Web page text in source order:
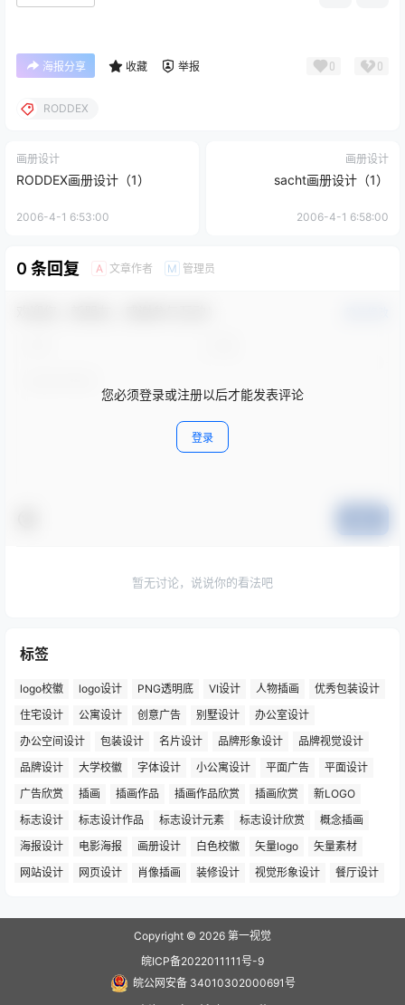
海报分享 收藏 举报 0 0
RODDEX
画册设计
RODDEX画册设计（1）
2006-4-1 6:53:00
画册设计
sacht画册设计（1）
2006-4-1 6:58:00
0 条回复 A 文章作者 M 管理员
您必须登录或注册以后才能发表评论
登录
暂无讨论，说说你的看法吧
标签
logo校徽 logo设计 PNG透明底 VI设计 人物插画
优秀包装设计
住宅设计
公寓设计 创意广告 别墅设计
办公室设计
办公空间设计
包装设计 名片设计 品牌形象设计
品牌视觉设计
品牌设计
大学校徽 字体设计 小公寓设计 平面广告
平面设计
广告欣赏
插画 插画作品 插画作品欣赏 插画欣赏
新LOGO
标志设计
标志设计作品 标志设计元素 标志设计欣赏
概念插画
海报设计
电影海报 画册设计 白色校徽 矢量logo
矢量素材
网站设计
网页设计 肖像插画 装修设计 视觉形象设计 餐厅设计
Copyright © 2026 第一视觉
皖ICP备2022011111号-9
皖公网安备 34010302000691号